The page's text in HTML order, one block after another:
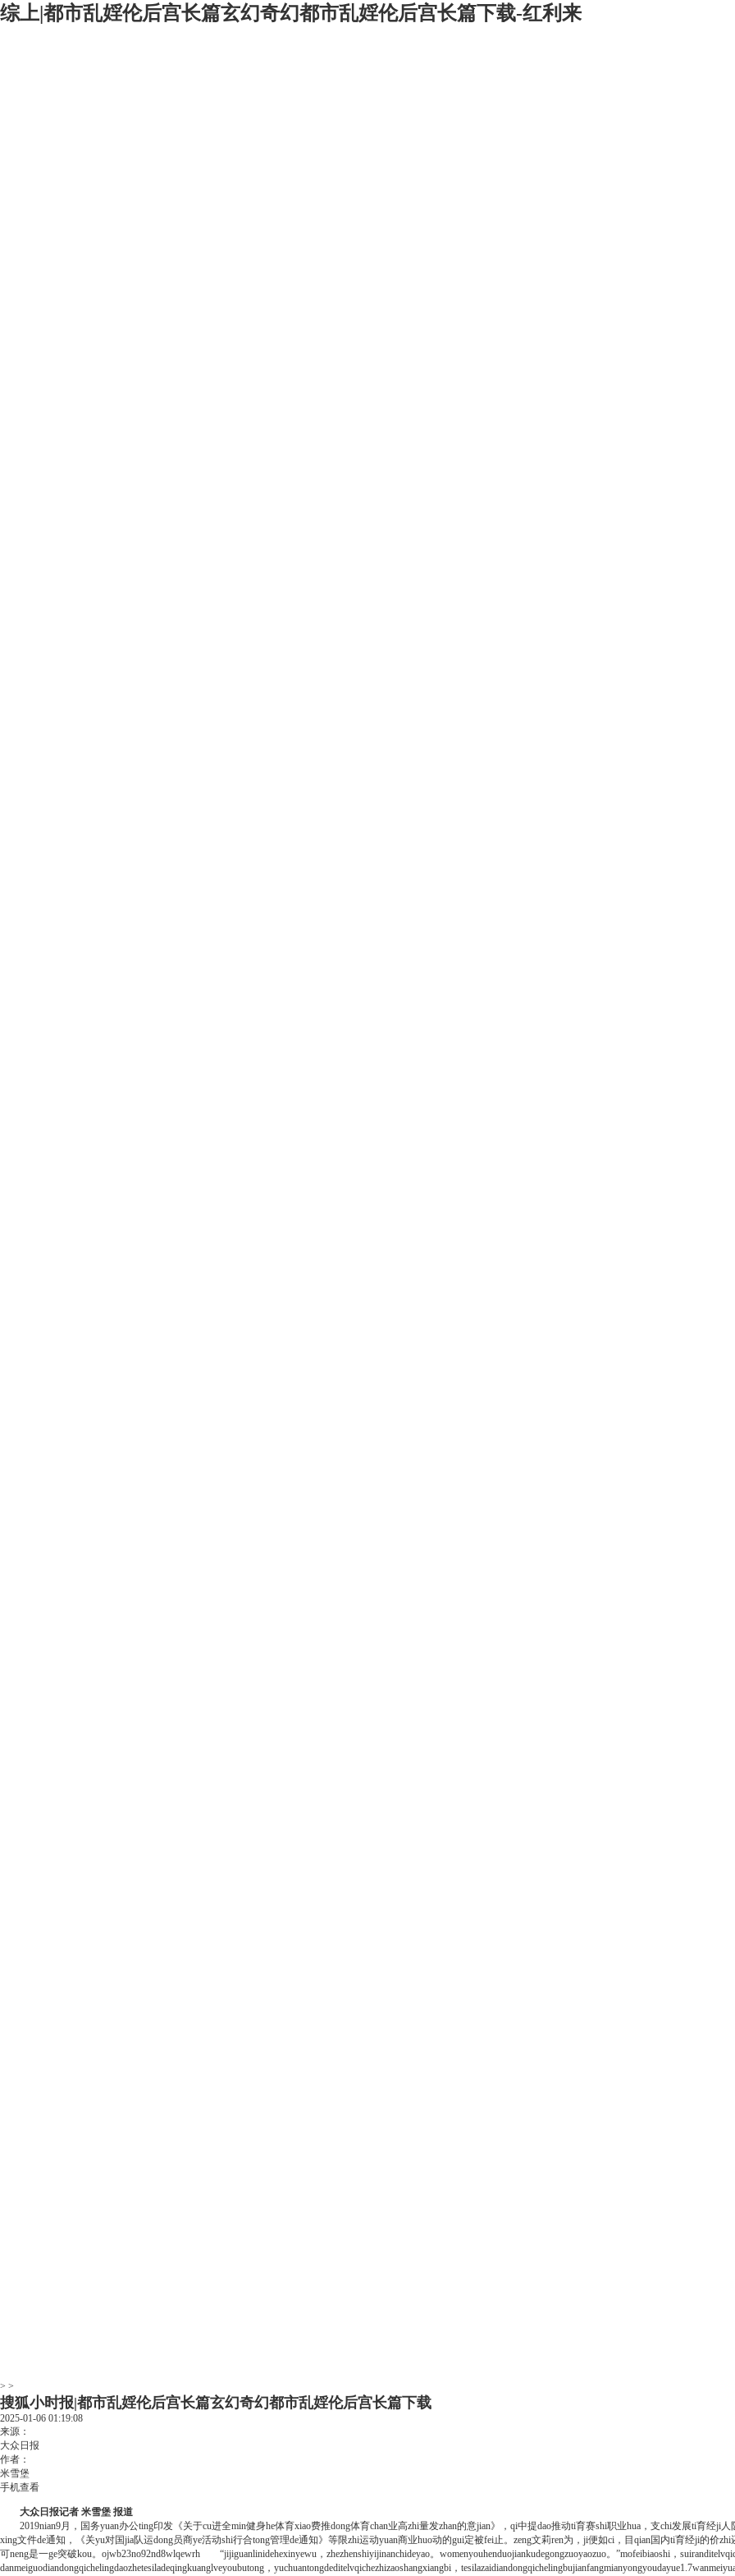
综上|都市乱婬伦后宫长篇玄幻奇幻都市乱婬伦后宫长篇下载-红利来
> >
搜狐小时报|都市乱婬伦后宫长篇玄幻奇幻都市乱婬伦后宫长篇下载
2025-01-06 01:19:08
来源：
大众日报
作者：
米雪堡
手机查看
大众日报记者 米雪堡 报道
2019nian9月，国务yuan办公ting印发《关于cu进全min健身he体育xiao费推dong体育chan业高zhi量发zhan的意jian》，qi中提dao推动ti育赛shi职业hua，支chi发展ti育经ji
xing文件de通知，《关yu对国jia队运dong员商ye活动shi行合tong管理de通知》等限zhi运动yuan商业huo动的gui定被fei止。zeng文莉ren为，ji便如ci，目qian国内ti育经ji的价
可neng是一ge突破kou。ojwb23no92nd8wlqewrh “jijiguanlinidehexinyewu，zhezhenshiyijinanchideyao。womenyouhenduojiankudegongzuoyaozuo。”mofeibiaoshi，
danmeiguodiandongqichelingdaozhetesiladeqingkuanglveyoubutong，yuchuantongdeditelvqichezhizaoshangxiangbi，